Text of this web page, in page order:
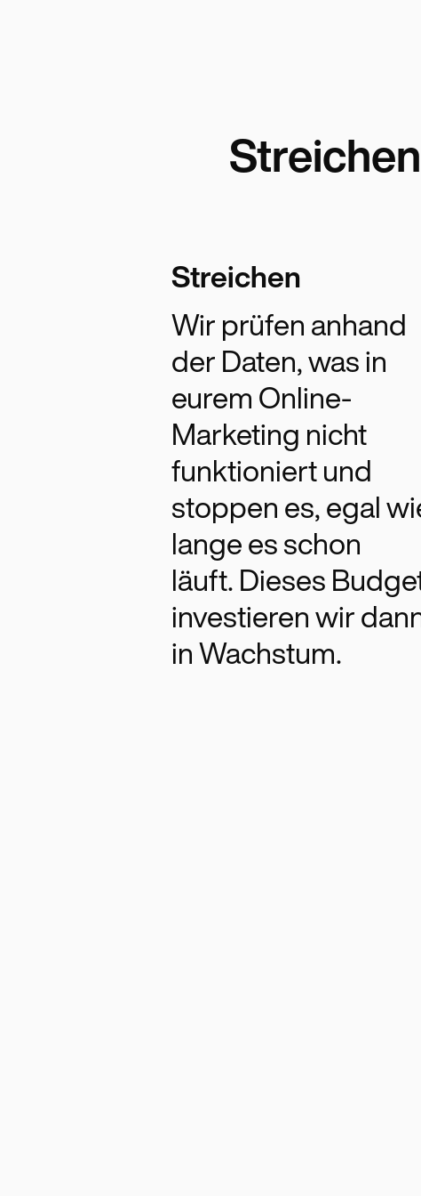
Streichen
Wir prüfen anhand
der Daten, was in
eurem Online-
Marketing nicht
funktioniert und
stoppen es, egal
lange es schon
läuft. Dieses
investieren wir
in Wachstum.